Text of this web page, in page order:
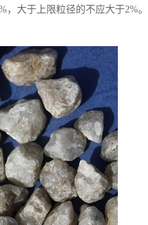
，大于上限粒径的不应大于2%